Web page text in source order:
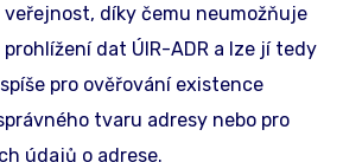
veřejnost, díky čemu neumožňuje
dat ÚIR-ADR a lze jí tedy
pro ověřování existence
tvaru adresy nebo pro
údajů o adrese.